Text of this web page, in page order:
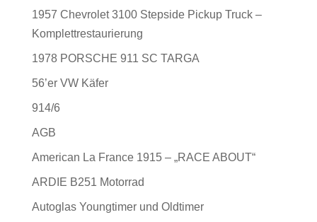
1957 Chevrolet 3100 Stepside Pickup Truck –
Komplettrestaurierung
1978 PORSCHE 911 SC TARGA
56’er VW Käfer
914/6
AGB
American La France 1915 – „RACE ABOUT“
ARDIE B251 Motorrad
Autoglas Youngtimer und Oldtimer